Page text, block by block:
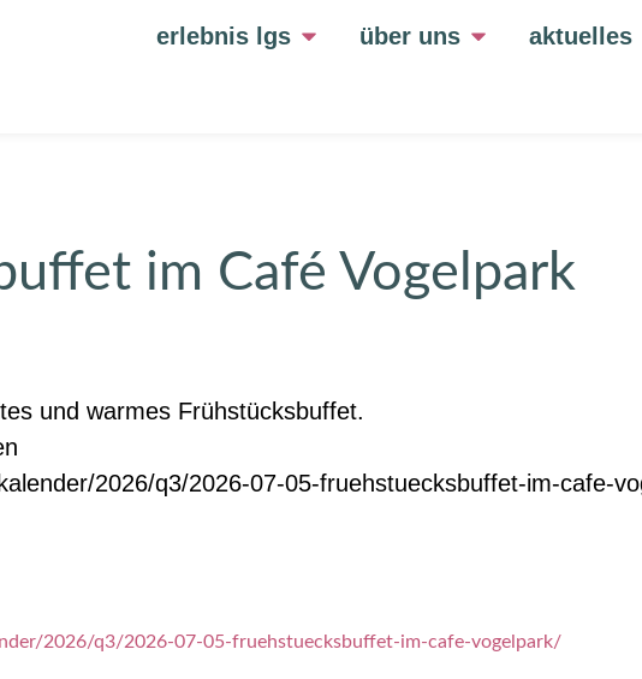
erlebnis lgs über uns aktuelles
im Café Vogelpark
und warmes Frühstücksbuffet.
2026/q3/2026-07-05-fruehstuecksbuffet-im-cafe-
2026/q3/2026-07-05-fruehstuecksbuffet-im-cafe-vogelpark/